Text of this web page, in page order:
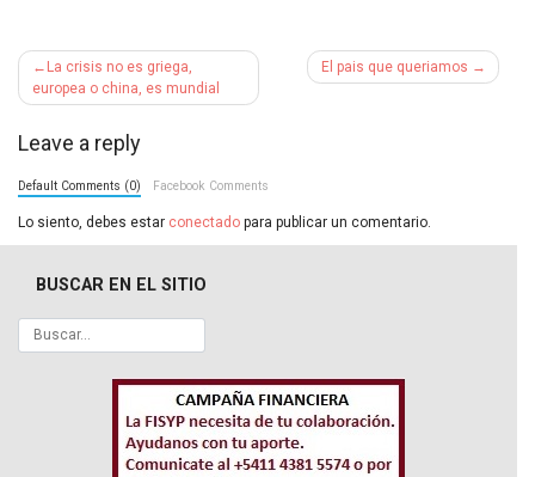
Navegación
de
entradas
La crisis no es griega,
europea o china, es mundial
El pais que queriamos
Leave a reply
Default Comments (0) Facebook Comments
Lo siento, debes estar conectado para publicar un comentario.
BUSCAR EN EL SITIO